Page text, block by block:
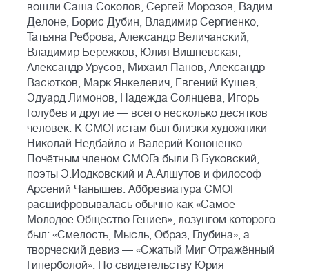
вошли Саша Соколов, Сергей Морозов, Вадим
Делоне, Борис Дубин, Владимир Сергиенко,
Татьяна Реброва, Александр Величанский,
Владимир Бережков, Юлия Вишневская,
Александр Урусов, Михаил Панов, Александр
Васютков, Марк Янкелевич, Евгений Кушев,
Эдуард Лимонов, Надежда Солнцева, Игорь
Голубев и другие — всего несколько десятков
человек. К СМОГистам был близки художники
Николай Недбайло и Валерий Кононенко.
Почётным членом СМОГа были В.Буковский,
поэты Э.Иодковский и А.Алшутов и философ
Арсений Чанышев. Аббревиатура СМОГ
расшифровывалась обычно как «Самое
Молодое Общество Гениев», лозунгом которого
был: «Смелость, Мысль, Образ, Глубина», а
творческий девиз — «Сжатый Миг Отражённый
Гиперболой». По свидетельству Юрия